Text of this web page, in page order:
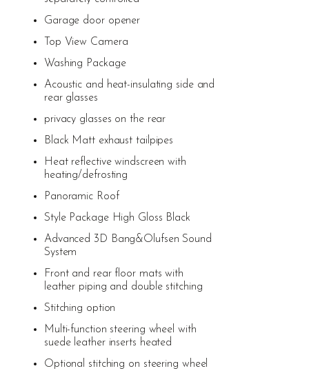
Garage door opener
Top View Camera
Washing Package
Acoustic and heat-insulating side and
rear glasses
privacy glasses on the rear
Black Matt exhaust tailpipes
Heat reflective windscreen with
heating/defrosting
Panoramic Roof
Style Package High Gloss Black
Advanced 3D Bang&Olufsen Sound
System
Front and rear floor mats with
leather piping and double stitching
Stitching option
Multi-function steering wheel with
suede leather inserts heated
Optional stitching on steering wheel